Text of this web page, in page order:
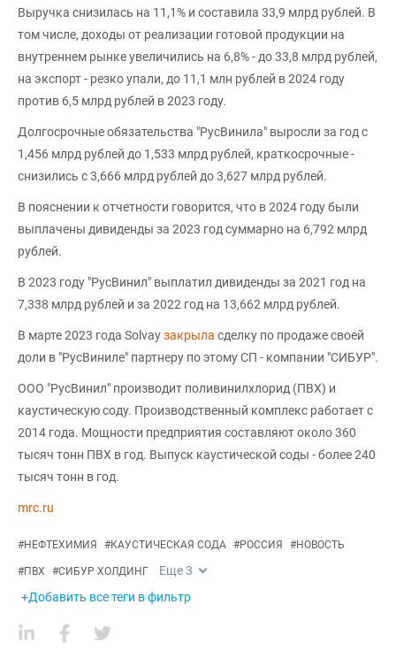
Выручка снизилась на 11,1% и составила 33,9 млрд рублей. В
том числе, доходы от реализации готовой продукции на
внутреннем рынке увеличились на 6,8% - до 33,8 млрд рублей,
на экспорт - резко упали, до 11,1 млн рублей в 2024 году
против 6,5 млрд рублей в 2023 году.
Долгосрочные обязательства "РусВинила" выросли за год с
1,456 млрд рублей до 1,533 млрд рублей, краткосрочные -
снизились с 3,666 млрд рублей до 3,627 млрд рублей.
В пояснении к отчетности говорится, что в 2024 году были
выплачены дивиденды за 2023 год суммарно на 6,792 млрд
рублей.
В 2023 году "РусВинил" выплатил дивиденды за 2021 год на
7,338 млрд рублей и за 2022 год на 13,662 млрд рублей.
В марте 2023 года Solvayзакрыла сделку по продаже своей
доли в "РусВиниле" партнеру по этому СП - компании "СИБУР".
ООО "РусВинил" производит поливинилхлорид (ПВХ) и
каустическую соду. Производственный комплекс работает с
2014 года. Мощности предприятия составляют около 360
тысяч тонн ПВХ в год. Выпуск каустической соды - более 240
тысяч тонн в год.
mrc.ru
#НЕФТЕХИМИЯ #КАУСТИЧЕСКАЯ СОДА #РОССИЯ #НОВОСТЬ
#ПВХ #СИБУР ХОЛДИНГ Еще3
+Добавить все теги в фильтр